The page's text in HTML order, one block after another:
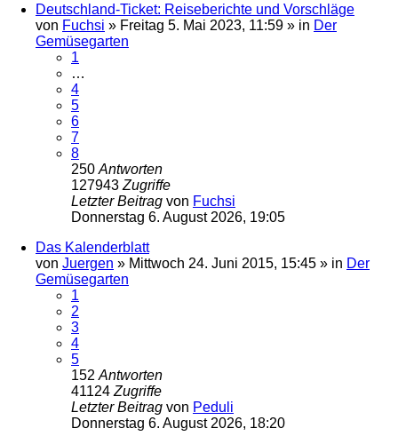
Deutschland-Ticket: Reiseberichte und Vorschläge
von Fuchsi » Freitag 5. Mai 2023, 11:59 » in Der
Gemüsegarten
1
…
4
5
6
7
8
250 Antworten
127943 Zugriffe
Letzter Beitrag von Fuchsi
Donnerstag 6. August 2026, 19:05
Das Kalenderblatt
von Juergen » Mittwoch 24. Juni 2015, 15:45 » in Der
Gemüsegarten
1
2
3
4
5
152 Antworten
41124 Zugriffe
Letzter Beitrag von Peduli
Donnerstag 6. August 2026, 18:20